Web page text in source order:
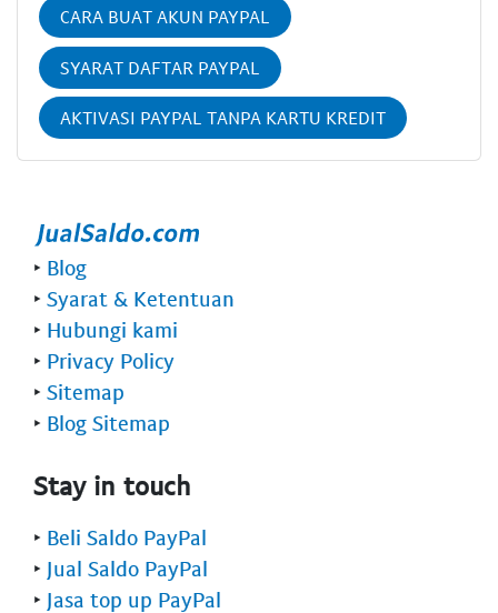
CARA BUAT AKUN PAYPAL
SYARAT DAFTAR PAYPAL
AKTIVASI PAYPAL TANPA KARTU KREDIT
‣ Blog
‣ Syarat & Ketentuan
‣ Hubungi kami
‣ Privacy Policy
‣ Sitemap
‣ Blog Sitemap
Stay in touch
‣ Beli Saldo PayPal
‣ Jual Saldo PayPal
‣ Jasa top up PayPal